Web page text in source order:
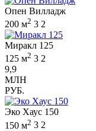
Опен Вилладж
200 м2 3 2
Миракл 125
125 м2 3 2
9,9
МЛН
РУБ.
Эко Хаус 150
150 м2 3 2